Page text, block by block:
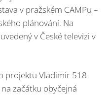
v pražském CAMPu –
plánování. Na
v České televizi v
projektu Vladimir 518
začátku obyčejná